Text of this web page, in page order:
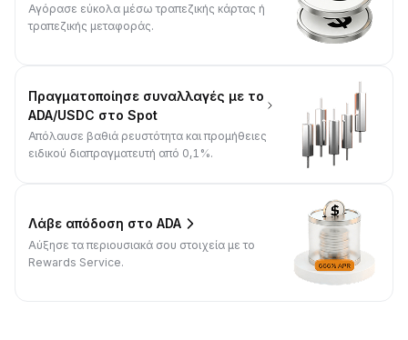
Αγόρασε εύκολα μέσω τραπεζικής κάρτας ή
τραπεζικής μεταφοράς.
Πραγματοποίησε συναλλαγές με το
ADA/USDC στο Spot
Απόλαυσε βαθιά ρευστότητα και προμήθειες
ειδικού διαπραγματευτή από 0,1%.
Λάβε απόδοση στο ADA
Αύξησε τα περιουσιακά σου στοιχεία με το
Rewards Service.